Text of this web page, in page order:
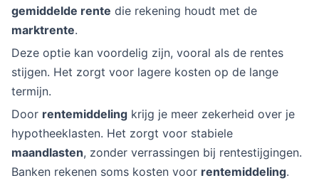
gemiddelde rente die rekening houdt met de
marktrente.
Deze optie kan voordelig zijn, vooral als de rentes
stijgen. Het zorgt voor lagere kosten op de lange
termijn.
Door rentemiddeling krijg je meer zekerheid over je
hypotheeklasten. Het zorgt voor stabiele
maandlasten, zonder verrassingen bij rentestijgingen.
Banken rekenen soms kosten voor rentemiddeling.